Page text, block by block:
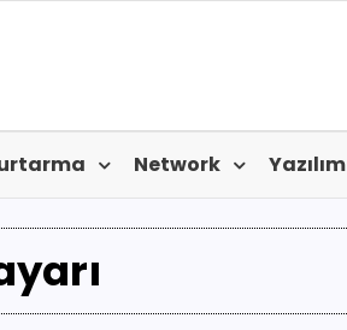
Network Yazılım